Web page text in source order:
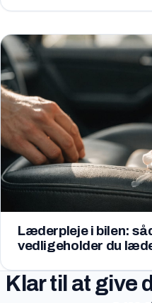
Læderpleje i bilen:
vedligeholder du
Klar til at give